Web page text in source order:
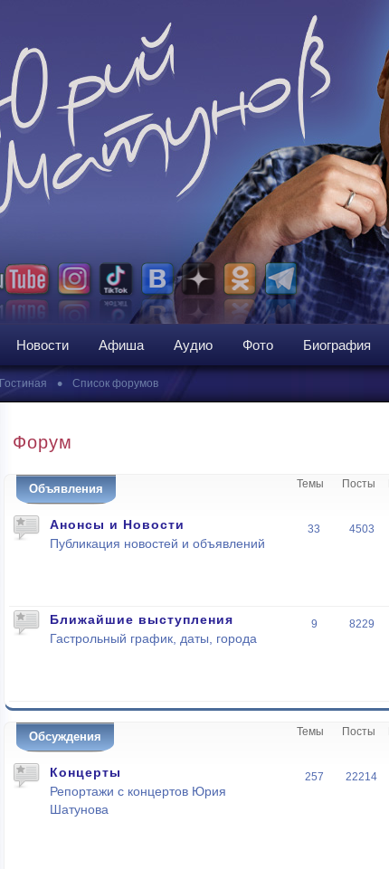
Новости Афиша Аудио Фото Биография
Гостиная • Список форумов
Форум
Объявления Темы Посты
Анонсы и Новости
Публикация новостей и объявлений
33 4503
Ближайшие выступления
Гастрольный график, даты, города
9 8229
Обсуждения Темы Посты
Концерты
Репортажи с концертов Юрия
Шатунова
257 22214